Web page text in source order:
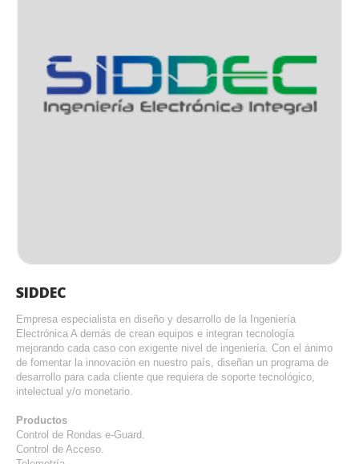
SIDDEC
Empresa especialista en diseño y desarrollo de la Ingeniería
Electrónica A demás de crean equipos e integran tecnología
mejorando cada caso con exigente nivel de ingeniería. Con el ánimo
de fomentar la innovación en nuestro país, diseñan un programa de
desarrollo para cada cliente que requiera de soporte tecnológico,
intelectual y/o monetario.
Productos
Control de Rondas e-Guard.
Control de Acceso.